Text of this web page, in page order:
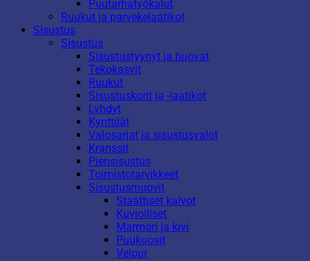
Puutarhatyökalut
Ruukut ja parvekelaatikot
Sisustus
Sisustus
Sisustustyynyt ja huovat
Tekokasvit
Ruukut
Sisustuskorit ja -laatikot
Lyhdyt
Kynttilät
Valosarjat ja sisustusvalot
Kranssit
Piensisustus
Toimistotarvikkeet
Sisustusmuovit
Staattiset kalvot
Kuviolliset
Marmori ja kivi
Puukuosit
Velour